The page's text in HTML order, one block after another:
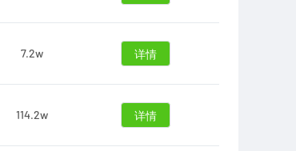
7.2w 详情
114.2w 详情